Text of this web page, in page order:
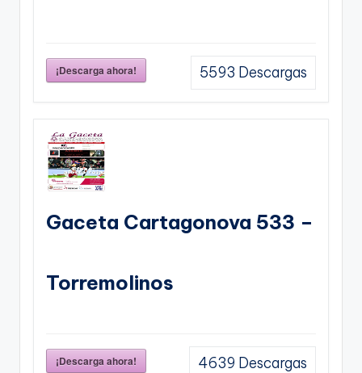
¡Descarga ahora! 5593 Descargas
Gaceta Cartagonova 533 –
Torremolinos
¡Descarga ahora! 4639 Descargas